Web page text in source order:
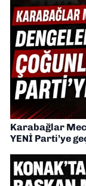
Karabağlar
YENİ Parti’ye